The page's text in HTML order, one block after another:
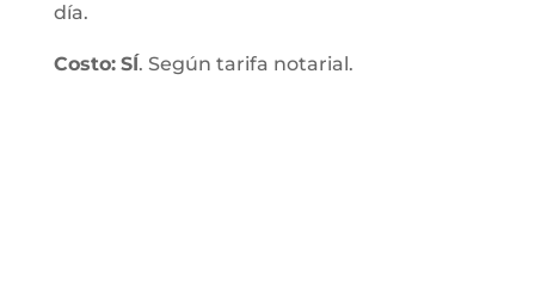
día.
Costo: SÍ. Según tarifa notarial.